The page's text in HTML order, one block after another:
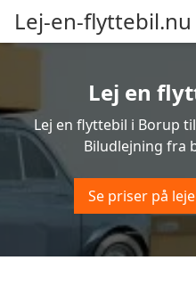
Lej-en-flyttebil.nu
Lej en
Lej en flyttebil i Borup
Biludlejning fra
Se priser på